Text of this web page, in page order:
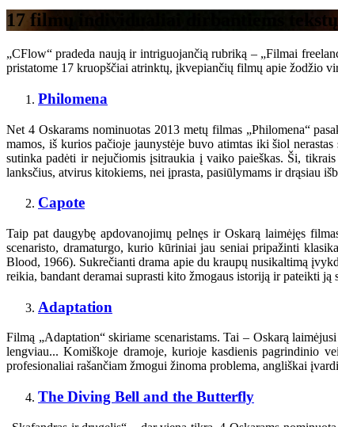
17 filmų individualiai dirbantiems
„CFlow“ pradeda naują ir intriguojančią rubriką – „Filmai
pristatome 17 kruopščiai atrinktų, įkvepiančių filmų apie žodžio
Philomena
Net 4 Oskarams nominuotas 2013 metų filmas „Philomena“
mamos, iš kurios pačioje jaunystėje buvo atimtas iki šiol
sutinka padėti ir nejučiomis įsitraukia į vaiko paieškas. Ši,
lanksčius, atvirus kitokiems, nei įprasta, pasiūlymams ir drąsiau
Capote
Taip pat daugybę apdovanojimų pelnęs ir Oskarą laimėjęs
scenaristo, dramaturgo, kurio kūriniai jau seniai pripažinti
Blood, 1966). Sukrečianti drama apie du kraupų nusikaltimą
reikia, bandant deramai suprasti kito žmogaus istoriją ir pateikti ją
Adaptation
Filmą „Adaptation“ skiriame scenaristams. Tai – Oskarą
lengviau... Komiškoje dramoje, kurioje kasdienis pagrindinio
profesionaliai rašančiam žmogui žinoma problema, angliškai
The Diving Bell and the Butterfly